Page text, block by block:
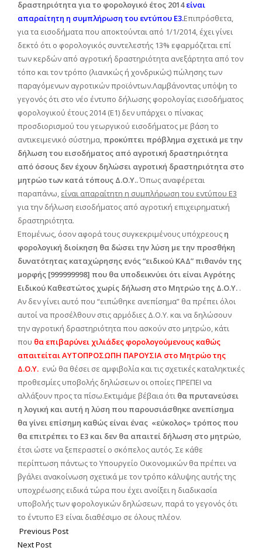
δραστηριότητα για το φορολογικό έτος 2014είναι
απαραίτητη η συμπλήρωση του εντύπου Ε3.Επιπρόσθετα,
για τα εισοδήματα που αποκτούνται από 1/1/2014, έχει γίνει
δεκτό ότι ο φορολογικός συντελεστής 13% εφαρμόζεται επί
των κερδών από αγροτική δραστηριότητα ανεξάρτητα από τον
τόπο και τον τρόπο (λιανικώς ή χονδρικώς) πώλησης των
παραγόμενων αγροτικών προϊόντων.Λαμβάνοντας υπόψη το
γεγονός ότι στο νέο έντυπο δήλωσης φορολογίας εισοδήματος
φορολογικού έτους 2014 (Ε1) δεν υπάρχει ο πίνακας
προσδιορισμού του γεωργικού εισοδήματος με βάση το
αντικειμενικό σύστημα,προκύπτει πρόβλημα σχετικά με την
δήλωση του εισοδήματος από αγροτική δραστηριότητα
από όσους δεν έχουν δηλώσει αγροτική δραστηριότητα στο
μητρώο των κατά τόπους Δ.Ο.Υ..Όπως αναφέρεται
παραπάνω, είναι απαραίτητη η συμπλήρωση του εντύπου Ε3
για την δήλωση εισοδήματος από αγροτική επιχειρηματική
δραστηριότητα.
Επομένως, όσον αφορά τους συγκεκριμένους υπόχρεους η
φορολογική διοίκηση θα δώσει την λύση με την προσθήκη
δυνατότητας καταχώρησης ενός “ειδικού ΚΑΔ” πιθανόν της
μορφής [999999998] που θα υποδεικνύει ότι είναι Αγρότης
Ειδικού Καθεστώτος χωρίς δήλωση στο Μητρώο της Δ.Ο.Υ. .
Αν δεν γίνει αυτό που “ειπώθηκε ανεπίσημα” θα πρέπει όλοι
αυτοί να προσέλθουν στις αρμόδιες Δ.Ο.Υ. και να δηλώσουν
την αγροτική δραστηριότητα που ασκούν στο μητρώο, κάτι
που θα επιβαρύνει χιλιάδες φορολογούμενους καθώς
απαιτείται ΑΥΤΟΠΡΟΣΩΠΗ ΠΑΡΟΥΣΙΑ στο Μητρώο της
Δ.Ο.Υ. ενώ θα θέσει σε αμφιβολία και τις σχετικές καταληκτικές
προθεσμίες υποβολής δηλώσεων οι οποίες ΠΡΕΠΕΙ να
αλλάξουν προς τα πίσω.Εκτιμάμε βέβαια ότι θα πρυτανεύσει
η λογική και αυτή η λύση που παρουσιάσθηκε ανεπίσημα
θα γίνει επίσημη καθώς είναι ένας «εύκολος» τρόπος που
θα επιτρέπει το Ε3 και δεν θα απαιτεί δήλωση στο μητρώο,
έτσι ώστε να ξεπεραστεί ο σκόπελος αυτός. Σε κάθε
περίπτωση πάντως το Υπουργείο Οικονομικών θα πρέπει να
βγάλει ανακοίνωση σχετικά με τον τρόπο κάλυψης αυτής της
υποχρέωσης ειδικά τώρα που έχει ανοίξει η διαδικασία
υποβολής των φορολογικών δηλώσεων, παρά το γεγονός ότι
το έντυπο Ε3 είναι διαθέσιμο σε όλους πλέον.
Previous Post
Next Post